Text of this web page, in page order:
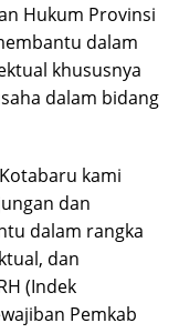
Hukum Provinsi
dalam
khususnya
dalam bidang
kami
dan
dalam rangka
dan
(Indek
Pemkab